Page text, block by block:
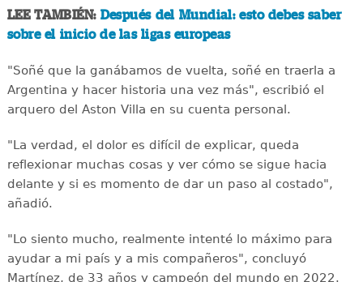
LEE TAMBIÉN: Después del Mundial: esto debes saber
sobre el inicio de las ligas europeas
"Soñé que la ganábamos de vuelta, soñé en traerla a
Argentina y hacer historia una vez más", escribió el
arquero del Aston Villa en su cuenta personal.
"La verdad, el dolor es difícil de explicar, queda
reflexionar muchas cosas y ver cómo se sigue hacia
delante y si es momento de dar un paso al costado",
añadió.
"Lo siento mucho, realmente intenté lo máximo para
ayudar a mi país y a mis compañeros", concluyó
Martínez, de 33 años y campeón del mundo en 2022.